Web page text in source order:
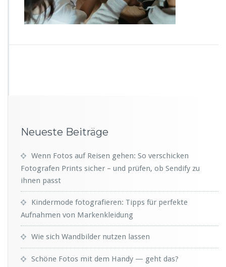
Neueste Beiträge
Wenn Fotos auf Reisen gehen: So verschicken
Fotografen Prints sicher – und prüfen, ob Sendify zu
ihnen passt
Kindermode fotografieren: Tipps für perfekte
Aufnahmen von Markenkleidung
Wie sich Wandbilder nutzen lassen
Schöne Fotos mit dem Handy — geht das?